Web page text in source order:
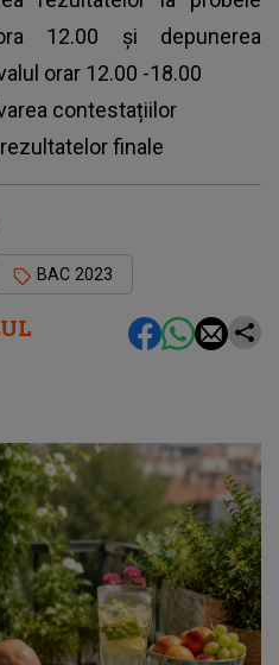
12.00 și depunerea
orar 12.00 -18.00
contestațiilor
finale
BAC 2023